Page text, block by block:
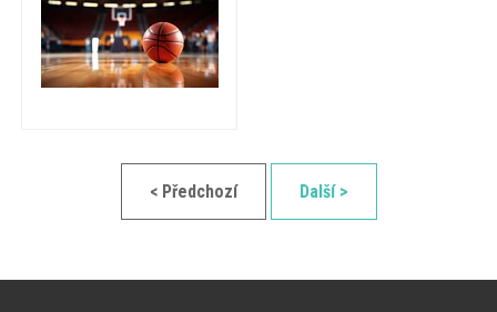
< Předchozí Další >